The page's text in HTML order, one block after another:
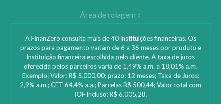
A FinanZero consulta mais de 40 instituições financeiras. Os
prazos para pagamento variam de 6 a 36 meses por produto e
Instituição financeira escolhida pelo cliente. A taxa de juros
oferecida pelos parceiros varia de 1,49% a.m. a 18,01% a.m.
Exemplo: Valor: R$ 5.000,00; prazo: 12 meses; Taxa de Juros:
2,9% a.m.; CET 64,4% a.a.; Parcelas R$ 500,44; Valor total com
IOF incluso: R$ 6.005,28.